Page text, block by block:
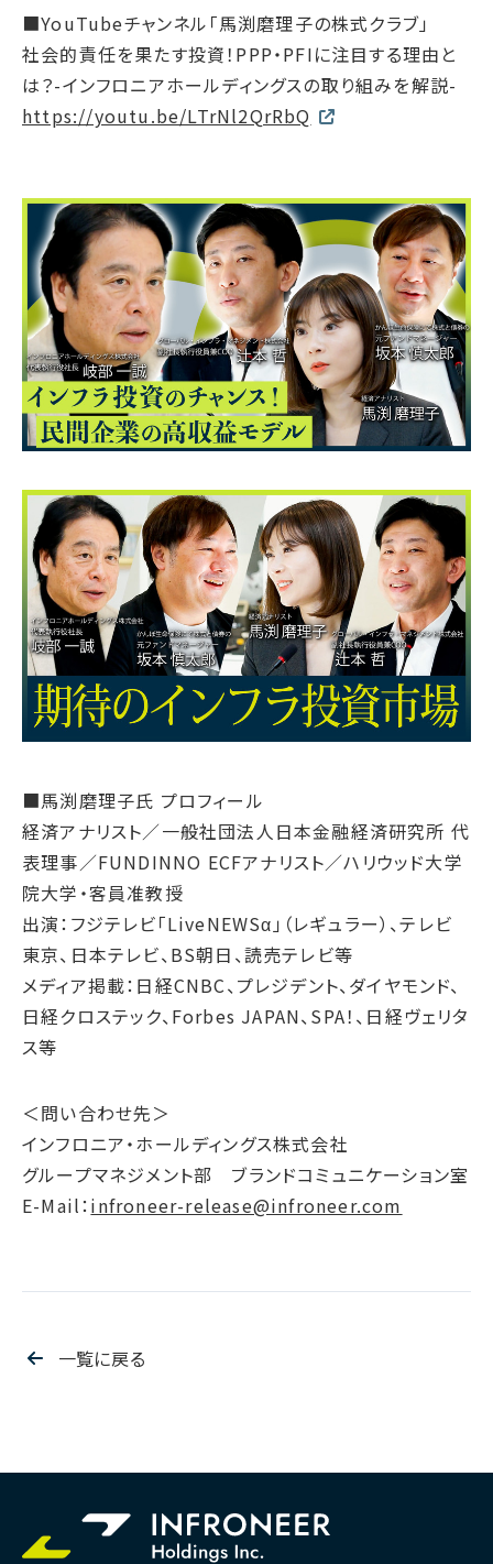
社会
人権尊重
サプライチェーン・マネジメント
労働慣行
健康・安全
社会データ
ガバナンス
コーポレートガバナンス
コンプライアンス
リスクマネジメント
情報セキュリティ
地球への配当
ESGデータ
サステナブルファイナンス
GRIスタンダード対照表
統合報告書ダウンロード
■YouTubeチャンネル「馬渕磨理子の株式クラブ」
社会的責任を果たす投資！PPP・PFIに注目する理由と
は？-インフロニアホールディングスの取り組みを解説-
https://youtu.be/LTrNl2QrRbQ
■馬渕磨理子氏 プロフィール
経済アナリスト／一般社団法人日本金融経済研究所 代
表理事／FUNDINNO ECFアナリスト／ハリウッド大学
院大学・客員准教授
出演：フジテレビ「LiveNEWSα」（レギュラー）、テレビ
東京、日本テレビ、BS朝日、読売テレビ等
メディア掲載：日経CNBC、プレジデント、ダイヤモンド、
日経クロステック、Forbes JAPAN、SPA！、日経ヴェリタ
ス等
＜問い合わせ先＞
インフロニア・ホールディングス株式会社
グループマネジメント部 ブランドコミュニケーション室
E-Mail：infroneer-release@infroneer.com
一覧に戻る